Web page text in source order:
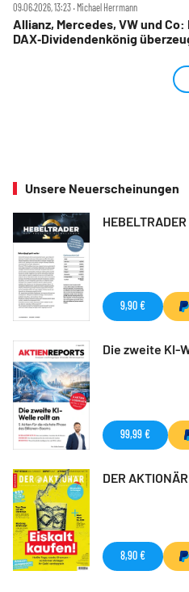
09.06.2026, 13:23 ‧ Michael Herrmann
Allianz, Mercedes, VW und Co:
DAX‑Dividendenkönig
Unsere Neuerscheinungen
9,90 €
Die zweite KI-
99,99 €
DER
8,90 €